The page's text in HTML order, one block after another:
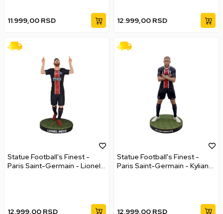
11.999,00 RSD 12.999,00 RSD
Statue Football's Finest -
Paris Saint-Germain - Lionel
12.999,00 RSD
Statue Football's Finest -
Paris Saint-Germain - Kylian
12.999,00 RSD